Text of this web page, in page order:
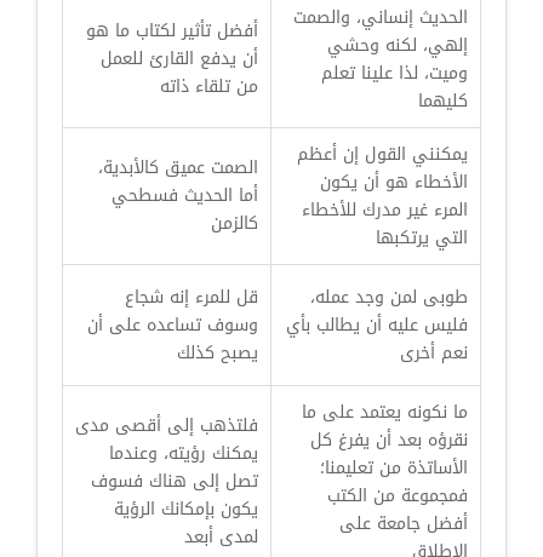
الحديث إنساني، والصمت
إلهي، لكنه وحشي
وميت، لذا علينا تعلم
كليهما
أفضل تأثير لكتاب ما هو
أن يدفع القارئ للعمل
من تلقاء ذاته
يمكنني القول إن أعظم
الأخطاء هو أن يكون
المرء غير مدرك للأخطاء
التي يرتكبها
الصمت عميق كالأبدية،
أما الحديث فسطحي
كالزمن
طوبى لمن وجد عمله،
فليس عليه أن يطالب بأي
نعم أخرى
قل للمرء إنه شجاع
وسوف تساعده على أن
يصبح كذلك
ما نكونه يعتمد على ما
نقرؤه بعد أن يفرغ كل
الأساتذة من تعليمنا؛
فمجموعة من الكتب
أفضل جامعة على
فلتذهب إلى أقصى مدى
يمكنك رؤيته، وعندما
تصل إلى هناك فسوف
يكون بإمكانك الرؤية
لمدى أبعد